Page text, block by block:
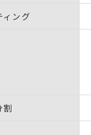
ィング
割